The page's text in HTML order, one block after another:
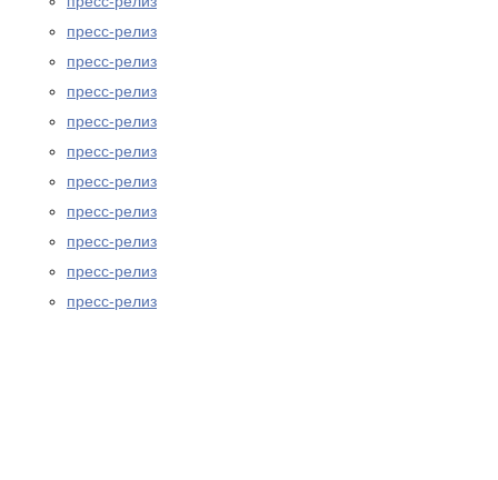
пресс-релиз
пресс-релиз
пресс-релиз
пресс-релиз
пресс-релиз
пресс-релиз
пресс-релиз
пресс-релиз
пресс-релиз
пресс-релиз